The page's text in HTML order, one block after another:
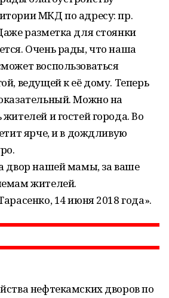
МКД по адресу: пр.
разметка для стоянки
Очень рады, что наша
воспользоваться
ведущей к её дому. Теперь
Можно на
и гостей города. Во
ярче, и в дождливую
двор нашей мамы, за ваше
жителей.
14 июня 2018 года».
нефтекамских дворов по